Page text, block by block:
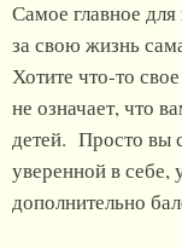
Самое главное
за свою жизнь
Хотите что-то
не означает, что
детей. Просто вы
уверенной в себе,
дополнительно